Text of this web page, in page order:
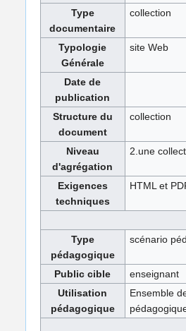
Type
documentaire
collection
Typologie
Générale
site Web
Date de
publication
Structure du
document
collection
Niveau
d'agrégation
2.une
Exigences
techniques
HTML et
Type
pédagogique
scénario
Public cible
enseignant
Utilisation
pédagogique
Ensemble